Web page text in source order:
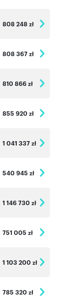
808 248 zł
808 367 zł
810 866 zł
855 920 zł
1 041 337 zł
540 945 zł
1 146 730 zł
751 005 zł
1 103 200 zł
785 320 zł